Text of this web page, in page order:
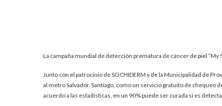
La campaña mundial de detección prematura de cáncer de piel “My
Junto con el patrocinio de SOCHIDERM y de la Municipalidad de
al metro Salvador, Santiago, como un servicio gratuito de
acuerdo a las estadísticas, en un 90% puede ser curada si es